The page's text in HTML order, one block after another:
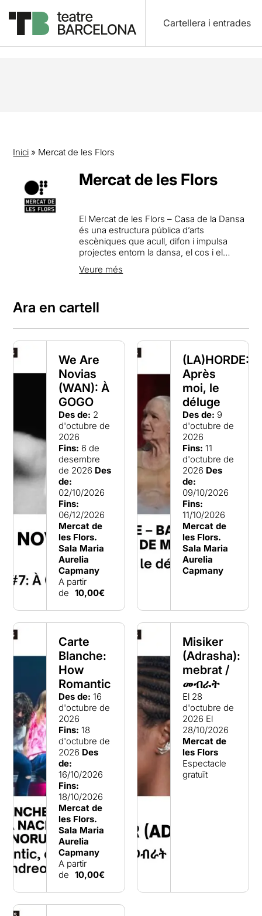
Cartellera i entrades
Inici » Mercat de les Flors
Mercat de les Flors
El Mercat de les Flors – Casa de la Dansa
és una estructura pública d’arts
escèniques que acull, difon i impulsa
projectes entorn la dansa, el cos i el
moviment en tota la seva diversitat de
creació contemporània. La seva missió és
programació, el Mercat de les Flors és un
artistes i la comunitat. Exerceix un rol
essencial de mediador i coordinador de
projectes a nivell local, nacional i
internacional. Treballa en xarxa teixint
complicitats per a la divulgació i l’accés al
coneixement artístic i cultural.
Veure més
Ara en cartell
We Are
Novias
(WAN): À
GOGO
Des de: 2
d'octubre de
2026
Fins: 6 de
desembre
de 2026 Des
de:
02/10/2026
Fins:
06/12/2026
Mercat de
les Flors.
Sala Maria
Aurelia
Capmany
A partir
de 10,00€
(LA)HORDE:
Après
moi, le
déluge
Des de: 9
d'octubre de
2026
Fins: 11
d'octubre de
2026 Des
de:
09/10/2026
Fins:
11/10/2026
Mercat de
les Flors.
Sala Maria
Aurelia
Capmany
Carte
Blanche:
How
Romantic
Des de: 16
d'octubre de
2026
Fins: 18
d'octubre de
2026 Des
de:
16/10/2026
Fins:
18/10/2026
Mercat de
les Flors.
Sala Maria
Aurelia
Capmany
A partir
de 10,00€
Misiker
(Adrasha):
mebrat /
መብራት
El 28
d'octubre de
2026 El
28/10/2026
Mercat de
les Flors
Espectacle
gratuït